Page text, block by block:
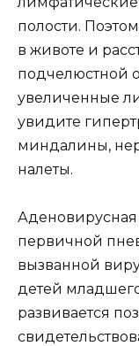
полости.
в животе и
подчелюстной
увеличенные
увидите
миндалины,
налеты.
первичной
вызванной
детей
развивается